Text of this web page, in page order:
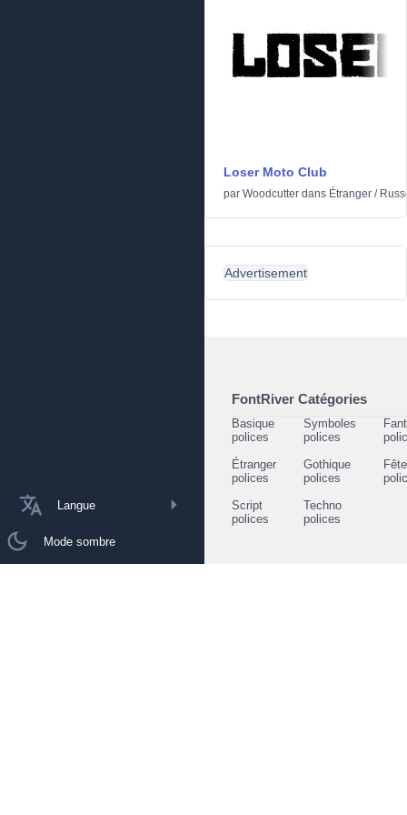
Langue
Mode sombre
Loser Moto Club
par Woodcutter dans Étranger /
Advertisement
FontRiver Catégories
Basique
polices
Symboles
polices
Étranger
polices
Gothique
polices
Script
polices
Techno
polices